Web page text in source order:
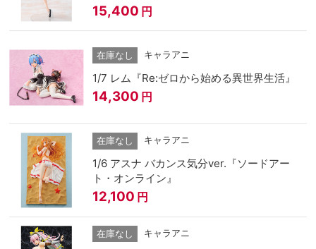
15,400 円
在庫なし キャラアニ
1/7 レム『Re:ゼロから始める異世界生活』
14,300 円
在庫なし キャラアニ
1/6 アスナ バカンス気分ver.『ソードアー
ト・オンライン』
12,100 円
在庫なし キャラアニ